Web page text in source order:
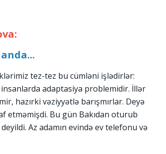
tez-tez bu cümləni işlədirlər:
adaptasiya problemidir. İllər
hazırki vəziyyətlə barışmırlar. Deyə
etməmişdi. Bu gün Bakıdan oturub
Az adamın evində ev telefonu və